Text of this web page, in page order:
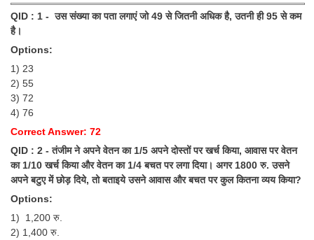
Tier-1 Syllabus
Tier-1 Answer Keys
SSC CGL TIER-2
TIER-2 Syllabus
SSC CGL PAPERS
CGL Trend Analysis
QID : 1 - उस संख्या का पता लगाएं जो 49 से जितनी अधिक है, उतनी ही 95 से कम
है।
Options:
1) 23
2) 55
3) 72
4) 76
Correct Answer: 72
QID : 2 - तंजीम ने अपने वेतन का 1/5 अपने दोस्तों पर खर्च किया, आवास पर वेतन
का 1/10 खर्च किया और वेतन का 1/4 बचत पर लगा दिया। अगर 1800 रु. उसने
अपने बटुए में छोड़ दिये, तो बताइये उसने आवास और बचत पर कुल कितना व्यय किया?
Options:
1) 1,200 रु.
2) 1,400 रु.